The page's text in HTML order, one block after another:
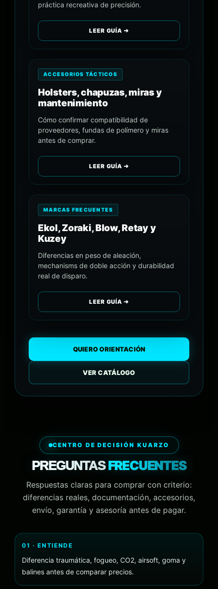
práctica recreativa de precisión.
LEER GUÍA ➔
ACCESORIOS TÁCTICOS
Holsters, chapuzas, miras y
mantenimiento
Cómo confirmar compatibilidad de
proveedores, fundas de polímero y miras
antes de comprar.
LEER GUÍA ➔
MARCAS FRECUENTES
Ekol, Zoraki, Blow, Retay y
Kuzey
Diferencias en peso de aleación,
mechanisms de doble acción y durabilidad
real de disparo.
LEER GUÍA ➔
QUIERO ORIENTACIÓN
VER CATÁLOGO
CENTRO DE DECISIÓN KUARZO
PREGUNTASFRECUENTES
Respuestas claras para comprar con criterio:
diferencias reales, documentación, accesorios,
envío, garantía y asesoría antes de pagar.
01 · ENTIENDE
Diferencia traumática, fogueo, CO2, airsoft, goma y
balines antes de comparar precios.